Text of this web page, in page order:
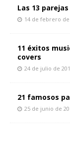
Las 13
14 de febrero de
11 éxitos
covers
24 de julio de
21 famosos
25 de junio de